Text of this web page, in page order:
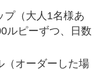
プ（大人1名様あ
ルピーずつ、日数
（オーダーした場